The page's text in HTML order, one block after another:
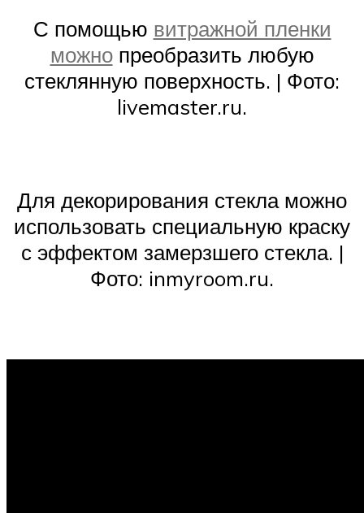
С помощью витражной пленки
можнопреобразить любую
стеклянную поверхность. | Фото:
livemaster.ru.
Для декорирования стекла можно
использовать специальную краску
с эффектом замерзшего стекла. |
Фото: inmyroom.ru.